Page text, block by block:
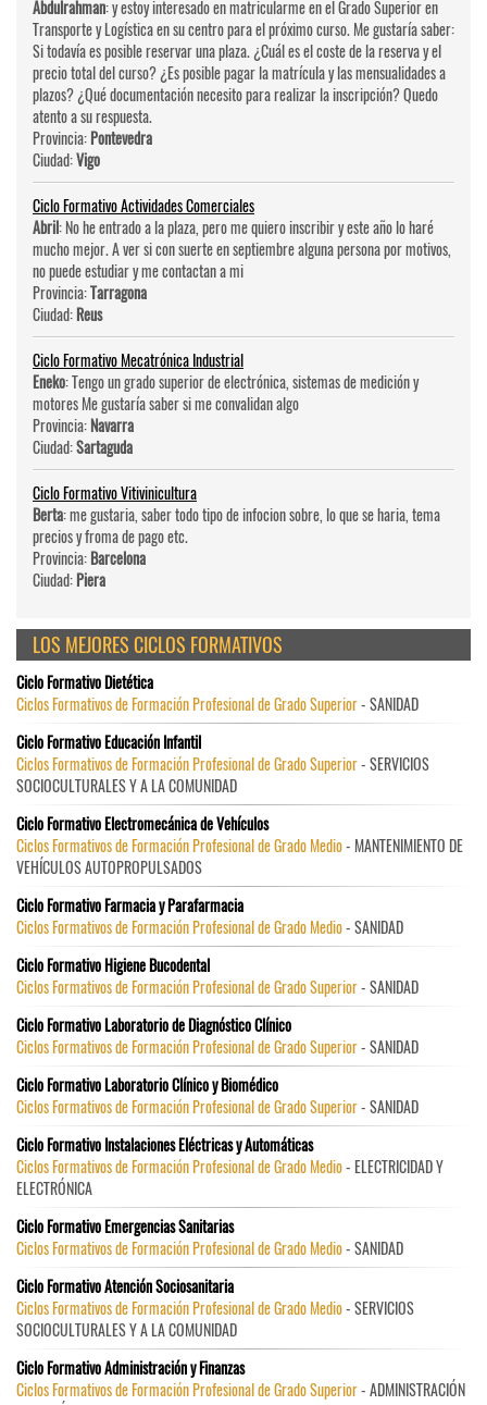
Abdulrahman: y estoy interesado en matricularme en el Grado Superior en
Transporte y Logística en su centro para el próximo curso. Me gustaría saber:
Si todavía es posible reservar una plaza. ¿Cuál es el coste de la reserva y el
precio total del curso? ¿Es posible pagar la matrícula y las mensualidades a
plazos? ¿Qué documentación necesito para realizar la inscripción? Quedo
atento a su respuesta.
Provincia:Pontevedra
Ciudad:Vigo
Ciclo Formativo Actividades Comerciales
Abril: No he entrado a la plaza, pero me quiero inscribir y este año lo haré
mucho mejor. A ver si con suerte en septiembre alguna persona por motivos,
no puede estudiar y me contactan a mi
Provincia:Tarragona
Ciudad:Reus
Ciclo Formativo Mecatrónica Industrial
Eneko: Tengo un grado superior de electrónica, sistemas de medición y
motores Me gustaría saber si me convalidan algo
Provincia:Navarra
Ciudad:Sartaguda
Ciclo Formativo Vitivinicultura
Berta: me gustaria, saber todo tipo de infocion sobre, lo que se haria, tema
precios y froma de pago etc.
Provincia:Barcelona
Ciudad:Piera
LOS MEJORES CICLOS FORMATIVOS
Ciclo Formativo Dietética
Ciclos Formativos de Formación Profesional de Grado Superior- SANIDAD
Ciclo Formativo Educación Infantil
Ciclos Formativos de Formación Profesional de Grado Superior- SERVICIOS
SOCIOCULTURALES Y A LA COMUNIDAD
Ciclo Formativo Electromecánica de Vehículos
Ciclos Formativos de Formación Profesional de Grado Medio- MANTENIMIENTO DE
VEHÍCULOS AUTOPROPULSADOS
Ciclo Formativo Farmacia y Parafarmacia
Ciclos Formativos de Formación Profesional de Grado Medio- SANIDAD
Ciclo Formativo Higiene Bucodental
Ciclos Formativos de Formación Profesional de Grado Superior- SANIDAD
Ciclo Formativo Laboratorio de Diagnóstico Clínico
Ciclos Formativos de Formación Profesional de Grado Superior- SANIDAD
Ciclo Formativo Laboratorio Clínico y Biomédico
Ciclos Formativos de Formación Profesional de Grado Superior- SANIDAD
Ciclo Formativo Instalaciones Eléctricas y Automáticas
Ciclos Formativos de Formación Profesional de Grado Medio- ELECTRICIDAD Y
ELECTRÓNICA
Ciclo Formativo Emergencias Sanitarias
Ciclos Formativos de Formación Profesional de Grado Medio- SANIDAD
Ciclo Formativo Atención Sociosanitaria
Ciclos Formativos de Formación Profesional de Grado Medio- SERVICIOS
SOCIOCULTURALES Y A LA COMUNIDAD
Ciclo Formativo Administración y Finanzas
Ciclos Formativos de Formación Profesional de Grado Superior- ADMINISTRACIÓN